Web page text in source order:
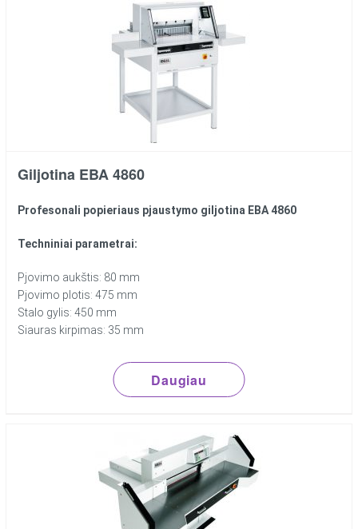
Giljotina EBA 4860
Profesonali popieriaus pjaustymo giljotina EBA 4860
Techniniai parametrai:
Pjovimo aukštis: 80 mm
Pjovimo plotis: 475 mm
Stalo gylis: 450 mm
Siauras kirpimas: 35 mm
Daugiau